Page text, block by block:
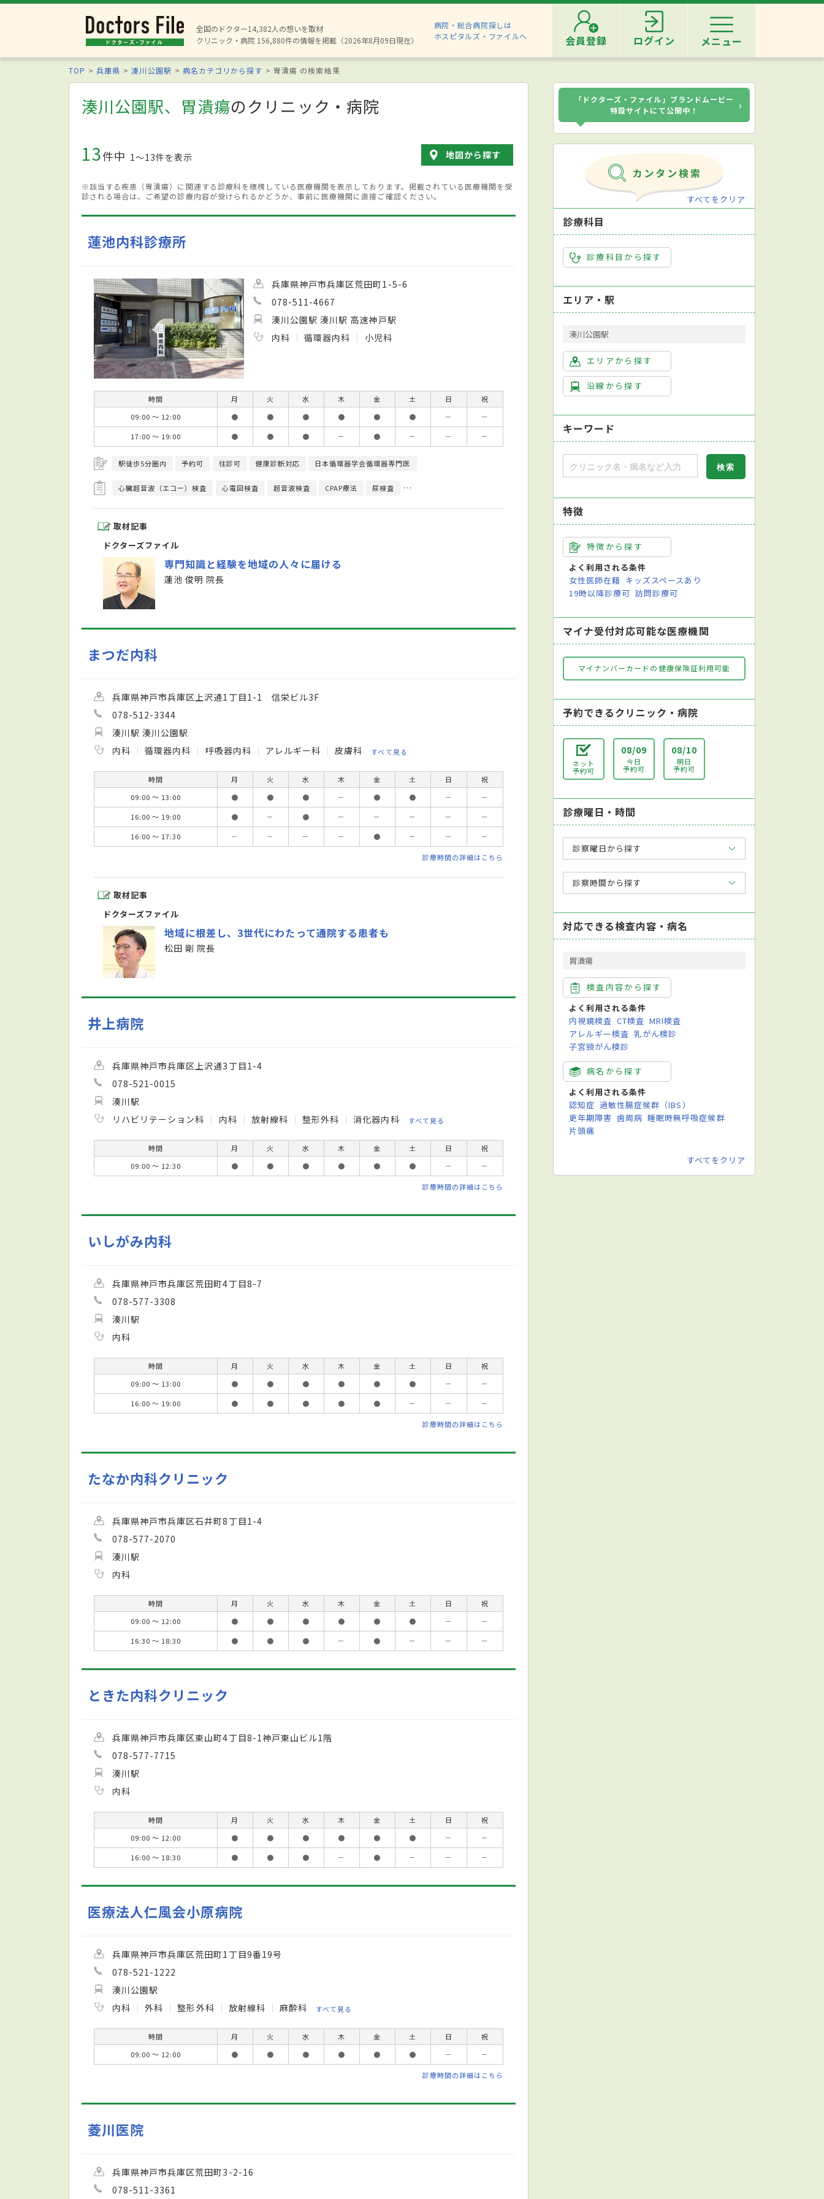
全国のドクター14,382人の想いを取材
クリニック・病院 156,880件の情報を掲載（2026年8月09日現在）
病院・総合病院探しは
ホスピタルズ・ファイルへ
会員登録 ログイン メニュー
TOP 兵庫県 湊川公園駅 病名カテゴリから探す 胃潰瘍 の検索結果
湊川公園駅、胃潰瘍のクリニック・病院
13件中 1〜13件を表示 地図から探す
※該当する疾患（胃潰瘍）に関連する診療科を標榜している医療機関を表示しております。掲載されている医療機関を受
診される場合は、ご希望の診療内容が受けられるかどうか、事前に医療機関に直接ご確認ください。
蓮池内科診療所
兵庫県神戸市兵庫区荒田町1-5-6
078-511-4667
湊川公園駅 湊川駅 高速神戸駅
内科
循環器内科 小児科
時間 月 火 水 木 金 土 日
祝
09:00 ～ 12:00
● ● ● ● ● ● －
－
17:00 ～ 19:00
● ● ● － ● － － －
駅徒歩5分圏内 予約可 往診可 健康診断対応 日本循環器学会循環器専門医
心臓超音波（エコー）検査 心電図検査 超音波検査 CPAP療法 尿検査 病原体検査（感染症検査）
取材記事
ドクターズファイル
専門知識と経験を地域の人々に届ける
蓮池 俊明 院長
まつだ内科
兵庫県神戸市兵庫区上沢通1丁目1-1 信栄ビル3F
078-512-3344
湊川駅 湊川公園駅
内科
循環器内科 呼吸器内科 アレルギー科 皮膚科 すべて見る
時間 月 火 水 木 金 土 日
祝
09:00 ～ 13:00
● ● ● － ● ● －
－
16:00 ～ 19:00
● － ● － － － －
－
16:00 ～ 17:30
－ － － － ● － － －
診療時間の詳細はこちら
取材記事
ドクターズファイル
地域に根差し、3世代にわたって通院する患者も
松田 剛 院長
井上病院
兵庫県神戸市兵庫区上沢通3丁目1-4
078-521-0015
湊川駅
リハビリテーション科
内科 放射線科 整形外科 消化器内科 すべて見る
時間 月 火 水 木 金 土 日
祝
09:00 ～ 12:30
● ● ● ● ● ● － －
診療時間の詳細はこちら
いしがみ内科
兵庫県神戸市兵庫区荒田町4丁目8-7
078-577-3308
湊川駅
内科
時間 月 火 水 木 金 土 日
祝
09:00 ～ 13:00
● ● ● ● ● ● －
－
16:00 ～ 19:00
● ● ● ● ● － － －
診療時間の詳細はこちら
たなか内科クリニック
兵庫県神戸市兵庫区石井町8丁目1-4
078-577-2070
湊川駅
内科
時間 月 火 水 木 金 土 日
祝
09:00 ～ 12:00
● ● ● ● ● ● －
－
16:30 ～ 18:30
● ● ● － ● － － －
ときた内科クリニック
兵庫県神戸市兵庫区東山町4丁目8-1神戸東山ビル1階
078-577-7715
湊川駅
内科
時間 月 火 水 木 金 土 日
祝
09:00 ～ 12:00
● ● ● ● ● ● －
－
16:00 ～ 18:30
● ● ● － ● － － －
医療法人仁風会小原病院
兵庫県神戸市兵庫区荒田町1丁目9番19号
078-521-1222
湊川公園駅
内科
外科 整形外科 放射線科 麻酔科 すべて見る
時間 月 火 水 木 金 土 日
祝
09:00 ～ 12:00
● ● ● ● ● ● － －
診療時間の詳細はこちら
菱川医院
兵庫県神戸市兵庫区荒田町3-2-16
078-511-3361
「ドクターズ・ファイル」ブランドムービー
特設サイトにて公開中！
›
すべてをクリア
診療科目
診療科目から探す
エリア・駅
湊川公園駅
エリアから探す
沿線から探す
キーワード
特徴
特徴から探す
よく利用される条件
女性医師在籍 キッズスペースあり
19時以降診療可 訪問診療可
マイナ受付対応可能な医療機関
マイナンバーカードの健康保険証利用可能
予約できるクリニック・病院
ネット
予約可
08/09
今日
予約可
08/10
明日
予約可
診療曜日・時間
診察曜日から探す
診察時間から探す
対応できる検査内容・病名
胃潰瘍
検査内容から探す
よく利用される条件
内視鏡検査 CT検査 MRI検査
アレルギー検査 乳がん検診
子宮頸がん検診
病名から探す
よく利用される条件
認知症 過敏性腸症候群（IBS）
更年期障害 歯周病 睡眠時無呼吸症候群
片頭痛
すべてをクリア